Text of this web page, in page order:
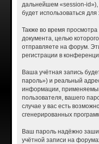
дальнейшем «session-id»),
будет использоваться
Также во время
документа, целью
отправляете на форум.
регистрации в
Ваша учётная запись
пароль») и реальный
информации,
пользователя, вашего
случае у вас есть
сгенерированных
Ваш пароль надёжно
учётной записи на